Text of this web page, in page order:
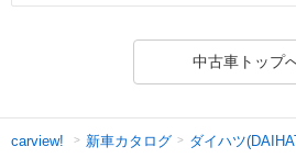
中古車トップ
carview! 新車カタログ ダイハツ